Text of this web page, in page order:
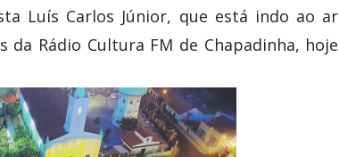
Luís Carlos Júnior, que está indo ao ar
Rádio Cultura FM de Chapadinha, hoje